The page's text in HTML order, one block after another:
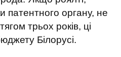
патентного органу, не
трьох років, ці
Білорусі.